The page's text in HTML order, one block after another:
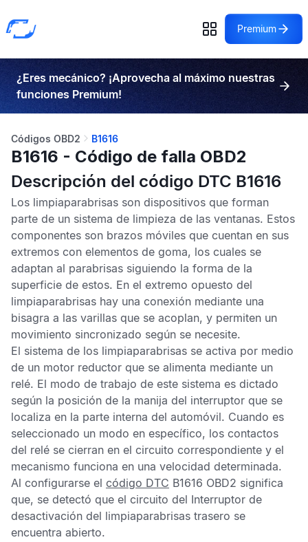
Premium
¿Eres mecánico? ¡Aprovecha al máximo nuestras
funciones Premium!
Códigos OBD2 B1616
B1616 - Código de falla OBD2
Descripción del código DTC B1616
Los limpiaparabrisas son dispositivos que forman
parte de un sistema de limpieza de las ventanas. Estos
componentes son brazos móviles que cuentan en sus
extremos con elementos de goma, los cuales se
adaptan al parabrisas siguiendo la forma de la
superficie de estos. En el extremo opuesto del
limpiaparabrisas hay una conexión mediante una
bisagra a las varillas que se acoplan, y permiten un
movimiento sincronizado según se necesite.
El sistema de los limpiaparabrisas se activa por medio
de un motor reductor que se alimenta mediante un
relé. El modo de trabajo de este sistema es dictado
según la posición de la manija del interruptor que se
localiza en la parte interna del automóvil. Cuando es
seleccionado un modo en específico, los contactos
del relé se cierran en el circuito correspondiente y el
mecanismo funciona en una velocidad determinada.
Al configurarse el código DTC B1616 OBD2 significa
que, se detectó que el circuito del Interruptor de
desactivación del limpiaparabrisas trasero se
encuentra abierto.